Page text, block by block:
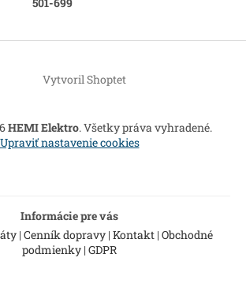
Vytvoril Shoptet
HEMI Elektro. Všetky práva vyhradené.
Upraviť nastavenie cookies
Informácie pre vás
| Cenník dopravy| Kontakt| Obchodné
podmienky | GDPR